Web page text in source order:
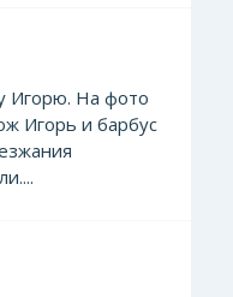
Игорю. На фото
Игорь и барбус